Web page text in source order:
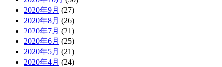
2020年9月 (27)
2020年8月 (26)
2020年7月 (21)
2020年6月 (25)
2020年5月 (21)
2020年4月 (24)